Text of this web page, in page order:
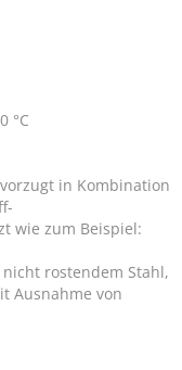
°C
in Kombination
wie zum Beispiel:
rostendem Stahl,
Ausnahme von